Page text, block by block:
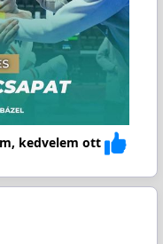
kedvelem ott